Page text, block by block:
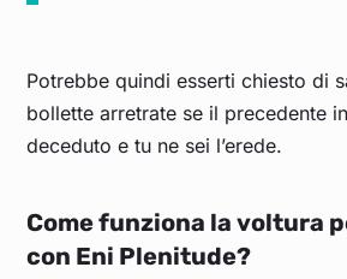
Potrebbe quindi esserti chiesto di
bollette arretrate se il precedente
deceduto e tu ne sei l’erede.
Come funziona la voltura
con Eni Plenitude?